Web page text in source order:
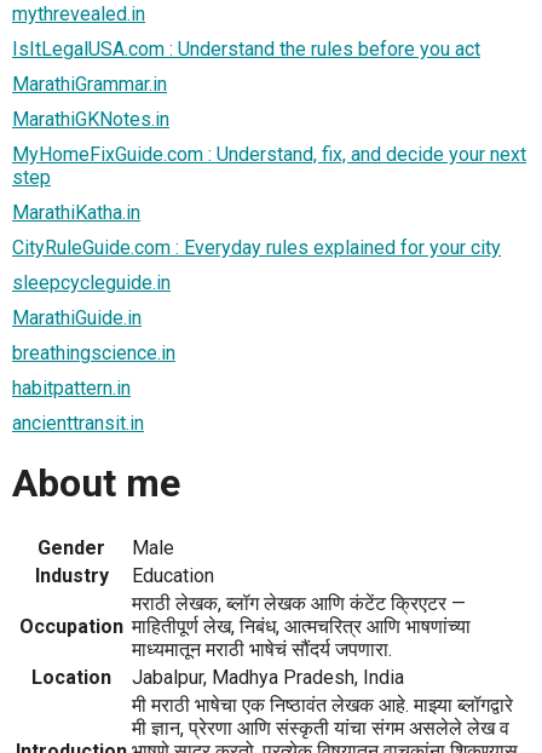
mythrevealed.in
IsItLegalUSA.com : Understand the rules before you act
MarathiGrammar.in
MarathiGKNotes.in
MyHomeFixGuide.com : Understand, fix, and decide your next
step
MarathiKatha.in
CityRuleGuide.com : Everyday rules explained for your city
sleepcycleguide.in
MarathiGuide.in
breathingscience.in
habitpattern.in
ancienttransit.in
About me
Gender
Male
Industry
Education
Occupation
मराठी लेखक, ब्लॉग लेखक आणि कंटेंट क्रिएटर —
माहितीपूर्ण लेख, निबंध, आत्मचरित्र आणि भाषणांच्या
माध्यमातून मराठी भाषेचं सौंदर्य जपणारा.
Location
Jabalpur, Madhya Pradesh, India
मी मराठी भाषेचा एक निष्ठावंत लेखक आहे. माझ्या ब्लॉगद्वारे
मी ज्ञान, प्रेरणा आणि संस्कृती यांचा संगम असलेले लेख व